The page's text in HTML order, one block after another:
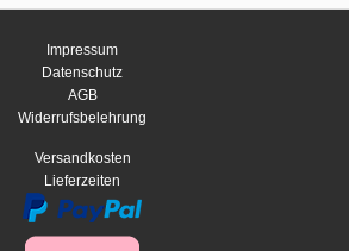
Impressum
Datenschutz
AGB
Widerrufsbelehrung
Versandkosten
Lieferzeiten